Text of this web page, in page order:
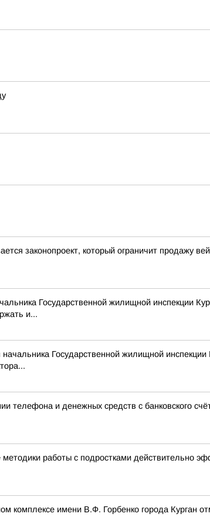
законопроект, который ограничит продажу
Государственной жилищной инспекции
и...
Государственной жилищной
телефона и денежных средств с банковского
методики работы с подростками действительно
комплексе имени В.Ф. Горбенко города Курган